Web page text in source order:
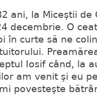
ani, la Miceştii de
decembrie. O
în curte să ne
Iosif când, la
am venit şi eu
povesteşte